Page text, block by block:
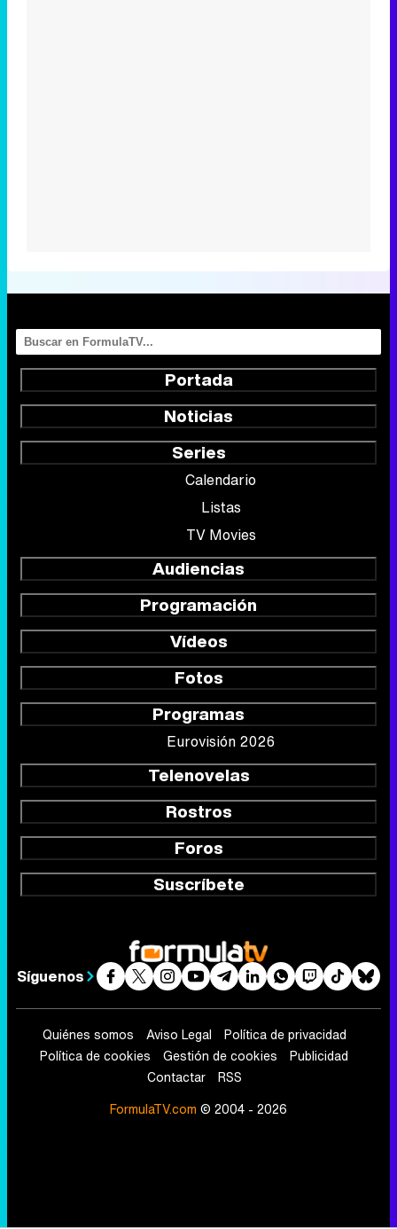
Portada
Noticias
Series
Calendario
Listas
TV Movies
Audiencias
Programación
Vídeos
Fotos
Programas
Eurovisión 2026
Telenovelas
Rostros
Foros
Suscríbete
Síguenos
Quiénes somos Aviso Legal
Política de privacidad
Política de cookies
Gestión de cookies
Publicidad
Contactar
RSS
FormulaTV.com © 2004 - 2026